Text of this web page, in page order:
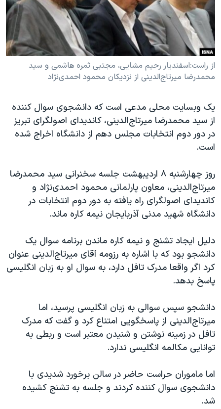
فرهنگ و زندگی
حقوق شهروندی
اقتصادی
علم و فناوری
اسرائیل در جنگ
آرشیو پخش زنده
مستندها
انتخابات ریاست جمهوری آمریکا ۲۰۲۴
حمله جمهوری اسلامی به اسرائیل
رمز مهسا
ورزش زنان در ایران
مجموعه مستندهای دادخواهی
تریبونال مردمی آبان ۹۸
دادگاه حمید نوری
چهل سال گروگان‌گیری
قانون شفافیت دارائی کادر رهبری ایران
اعتراضات مردمی آبان ۹۸
نرگس محمدی برنده جایزه نوبل صلح
همایش محافظه‌کاران آمریکا «سی‌پک»
صفحه‌های ویژه
دنبال کنید
زبانهای مختلف
از راست:اسفندیار رحیم مشایی، مجتبی ثمره هاشمی و سید
محمدرضا میرتاج‌الدینی از نزدیکان محمود احمدی‌نژاد
یک وبسایت محلی مدعی است که دانشجوی سوال کننده
از سید محمدرضا میرتاج‌الدینی، کاندیدای اصولگرای تبریز
در دور دوم انتخابات مجلس دهم از دانشگاه اخراج شده
است.
روز چهارشنبه ۸ اردیبهشت جلسه سخنرانی سید محمدرضا
میرتاج‌الدینی، معاون پارلمانی محمود احمدی‌نژاد و
کاندیدای اصولگرای راه یافته به دور دوم انتخابات در
دانشگاه شهید مدنی آذربایجان نیمه کاره ماند.
دلیل ایجاد تشنج و نیمه کاره ماندن برنامه سوال یک
دانشجو بود که با اشاره به رزومه آقای میرتاج‌الدینی عنوان
کرد اگر واقعا مدرک تافل دارد، به سوال او به زبان انگلیسی
پاسخ بدهد.
دانشجو سپس سوالی به زبان انگلیسی پرسید، اما
میرتاج‌الدینی از پاسخگویی امتناع کرد و گفت که مدرک
تافل در زمینه نوشتن و شنیدن معتبر است و ربطی به
توانایی مکالمه انگلیسی ندارد.
اما ماموران حراست حاضر در سالن برخورد شدیدی با
دانشجوی سوال کننده کردند و جلسه به تشنج کشیده
شد.